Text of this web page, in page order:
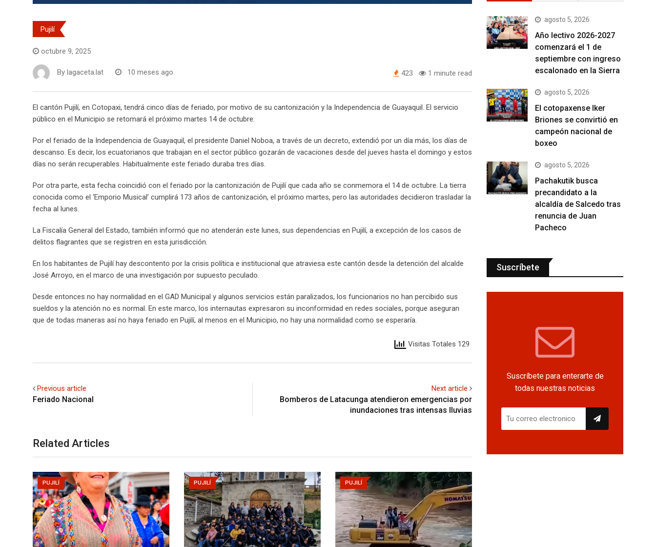
Pujilí
octubre 9, 2025
By lagaceta.lat 10 meses ago 423 1 minute read
El cantón Pujilí, en Cotopaxi, tendrá cinco días de feriado, por motivo de su cantonización y la Independencia de Guayaquil. El servicio
público en el Municipio se retomará el próximo martes 14 de octubre.
Por el feriado de la Independencia de Guayaquil, el presidente Daniel Noboa, a través de un decreto, extendió por un día más, los días de
descanso. Es decir, los ecuatorianos que trabajan en el sector público gozarán de vacaciones desde del jueves hasta el domingo y estos
días no serán recuperables. Habitualmente este feriado duraba tres días.
Por otra parte, esta fecha coincidió con el feriado por la cantonización de Pujilí que cada año se conmemora el 14 de octubre. La tierra
conocida como el ‘Emporio Musical’ cumplirá 173 años de cantonización, el próximo martes, pero las autoridades decidieron trasladar la
fecha al lunes.
La Fiscalía General del Estado, también informó que no atenderán este lunes, sus dependencias en Pujilí, a excepción de los casos de
delitos flagrantes que se registren en esta jurisdicción.
En los habitantes de Pujilí hay descontento por la crisis política e institucional que atraviesa este cantón desde la detención del alcalde
José Arroyo, en el marco de una investigación por supuesto peculado.
Desde entonces no hay normalidad en el GAD Municipal y algunos servicios están paralizados, los funcionarios no han percibido sus
sueldos y la atención no es normal. En este marco, los internautas expresaron su inconformidad en redes sociales, porque aseguran
que de todas maneras así no haya feriado en Pujilí, al menos en el Municipio, no hay una normalidad como se esperaría.
Visitas Totales 129
Previous article
Feriado Nacional
Next article
Bomberos de Latacunga atendieron emergencias por
inundaciones tras intensas lluvias
Related Articles
PUJILÍ PUJILÍ PUJILÍ
agosto 5, 2026
Año lectivo 2026-2027
comenzará el 1 de
septiembre con ingreso
escalonado en la Sierra
agosto 5, 2026
El cotopaxense Iker
Briones se convirtió en
campeón nacional de
boxeo
agosto 5, 2026
Pachakutik busca
precandidato a la
alcaldía de Salcedo tras
renuncia de Juan
Pacheco
Suscríbete
Suscríbete para enterarte de
todas nuestras noticias